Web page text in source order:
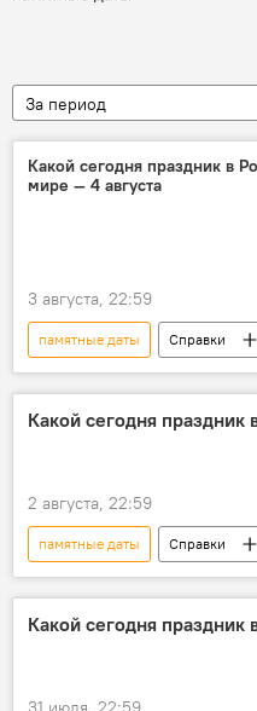
За период
Какой сегодня праздник в
мире — 4 августа
3 августа, 22:59
памятные даты
Справки
Этот день в истории
религиозные праздники
Какой сегодня праздник
2 августа, 22:59
памятные даты
Справки
Этот день в истории
Какой сегодня праздник
Какой сегодня праздник